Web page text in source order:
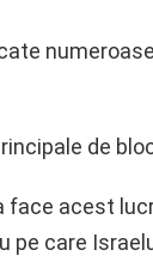
de
face acest
pe care